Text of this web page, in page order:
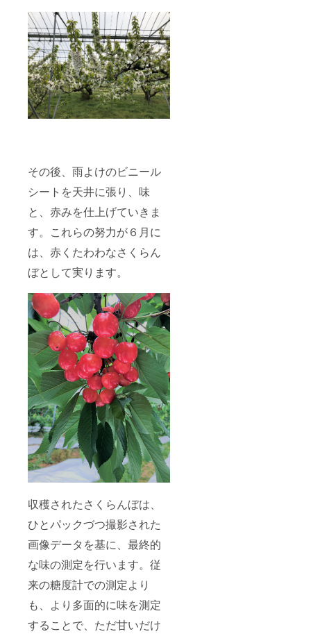
その後、雨よけのビニール
シートを天井に張り、味
と、赤みを仕上げていきま
す。これらの努力が６月に
は、赤くたわわなさくらん
ぼとして実ります。
収穫されたさくらんぼは、
ひとパックづつ撮影された
画像データを基に、最終的
な味の測定を行います。従
来の糖度計での測定より
も、より多面的に味を測定
することで、ただ甘いだけ